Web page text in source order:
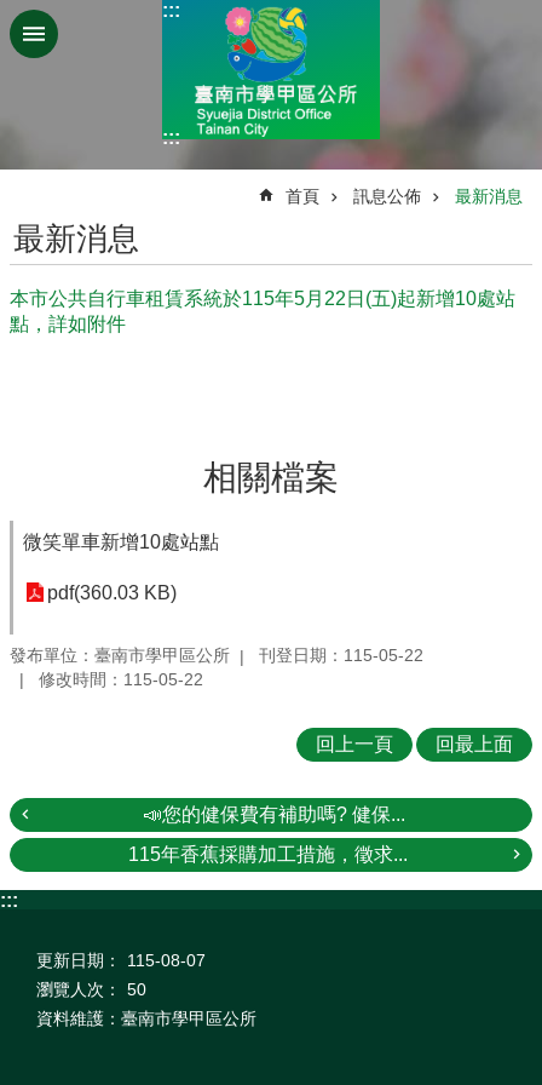
跳到主要內容區塊
:::
:::
首頁 訊息公佈 最新消息
最新消息
本市公共自行車租賃系統於115年5月22日(五)起新增10處站
點，詳如附件
相關檔案
微笑單車新增10處站點
pdf(360.03 KB)
發布單位：臺南市學甲區公所
刊登日期：115-05-22
修改時間：115-05-22
回上一頁 回最上面
📣您的健保費有補助嗎? 健保...
115年香蕉採購加工措施，徵求...
:::
更新日期：
115-08-07
瀏覽人次：
50
資料維護：臺南市學甲區公所